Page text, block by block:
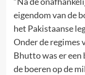
eigendom van de
het Pakistaanse
Onder de regimes
Bhutto was er
de boeren op de